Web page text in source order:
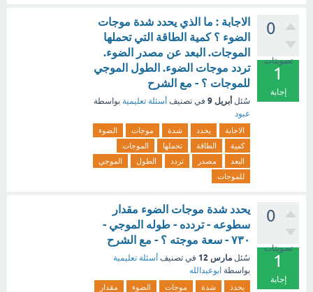
0
تصويتات
1
إجابة
الاجابة : ما الذي يحدد شدة موجات
الضوء ؟ كمية الطاقة التي تحملها
الموجات. البعد عن مصدر الضوء.
تردد موجات الضوء. الطول الموجي
للموجات ؟ - مع الشرح
سُئل أبريل 9 في تصنيف أسئلة تعليمية بواسطة
عبود
الاجابة يحدد شدة موجات
الضوء
كمية
الطاقة تحملها
الموجات
البعد
مصدر تردد الطول
الموجي
للموجات
0
تصويتات
1
إجابة
يحدد شدة موجات الضوء مقدار
سطوعه - تردده - طوله الموجي -
٧٣٠ - سعة موجته ؟ - مع الشرح
سُئل مارس 12 في تصنيف أسئلة تعليمية
بواسطة ابوعبدالله
يحدد شدة موجات الضوء
مقدار